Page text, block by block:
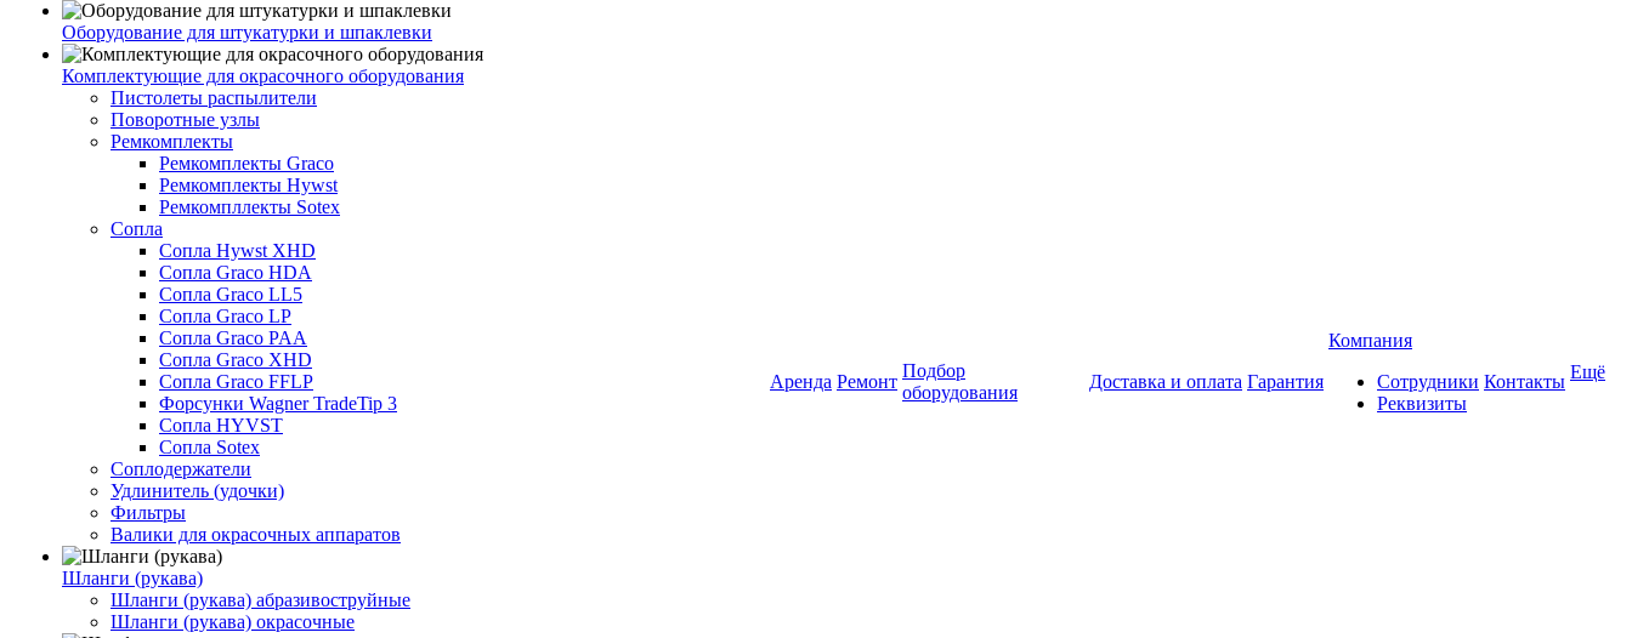
Оборудование для штукатурки и шпаклевки
Комплектующие для окрасочного оборудования
Пистолеты распылители
Поворотные узлы
Ремкомплекты
Ремкомплекты Graco
Ремкомплекты Hywst
Ремкомпллекты Sotex
Сопла
Сопла Hywst XHD
Сопла Graco HDA
Сопла Graco LL5
Сопла Graco LP
Сопла Graco PAA
Сопла Graco XHD
Сопла Graco FFLP
Форсунки Wagner TradeTip 3
Сопла HYVST
Сопла Sotex
Соплодержатели
Удлинитель (удочки)
Фильтры
Валики для окрасочных аппаратов
Шланги (рукава)
Шланги (рукава) абразивоструйные
Шланги (рукава) окрасочные
Аренда Ремонт
Подбор
оборудования
Доставка и оплата Гарантия
Компания
Сотрудники
Реквизиты
Контакты Ещё